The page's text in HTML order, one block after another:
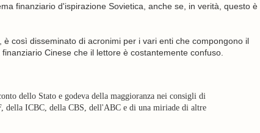
finanziario d'ispirazione Sovietica, anche se, in verità, questo è
così disseminato di acronimi per i vari enti che compongono il
Cinese che il lettore è costantemente confuso.
dello Stato e godeva della maggioranza nei consigli di
della ICBC, della CBS, dell'ABC e di una miriade di altre